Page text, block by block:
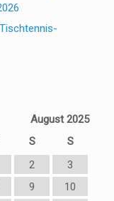
August 2025
S
S
2
3
9
10